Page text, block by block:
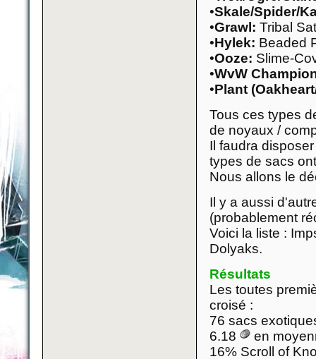
•Skale/Spider/
•Grawl: Tribal
•Hylek: Beaded
•Ooze: Slime-
•WvW
•Plant
Tous ces types
de noyaux /
Il faudra
types de sacs
Nous allons le
Il y a aussi
(probablement
Voici la liste :
Dolyaks.
Résultats
Les toutes
croisé :
76 sacs
6.18
en
16% Scroll of